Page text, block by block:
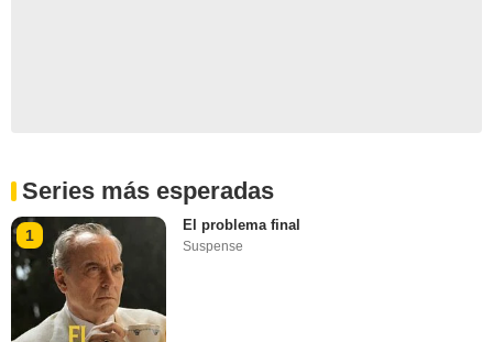
Series más esperadas
1
El problema final
Suspense